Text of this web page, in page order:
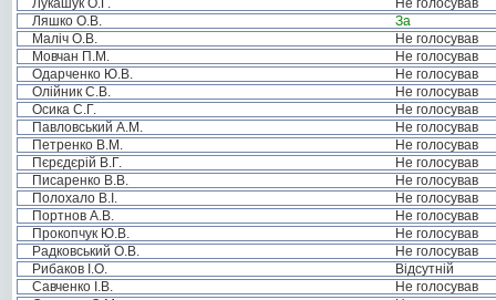
Лукашук О.Г.
Не голосував
Ляшко О.В.
За
Маліч О.В.
Не голосував
Мовчан П.М.
Не голосував
Одарченко Ю.В.
Не голосував
Олійник С.В.
Не голосував
Осика С.Г.
Не голосував
Павловський А.М.
Не голосував
Петренко В.М.
Не голосував
Пєрєдєрій В.Г.
Не голосував
Писаренко В.В.
Не голосував
Полохало В.І.
Не голосував
Портнов А.В.
Не голосував
Прокопчук Ю.В.
Не голосував
Радковський О.В.
Не голосував
Рибаков І.О.
Відсутній
Савченко І.В.
Не голосував